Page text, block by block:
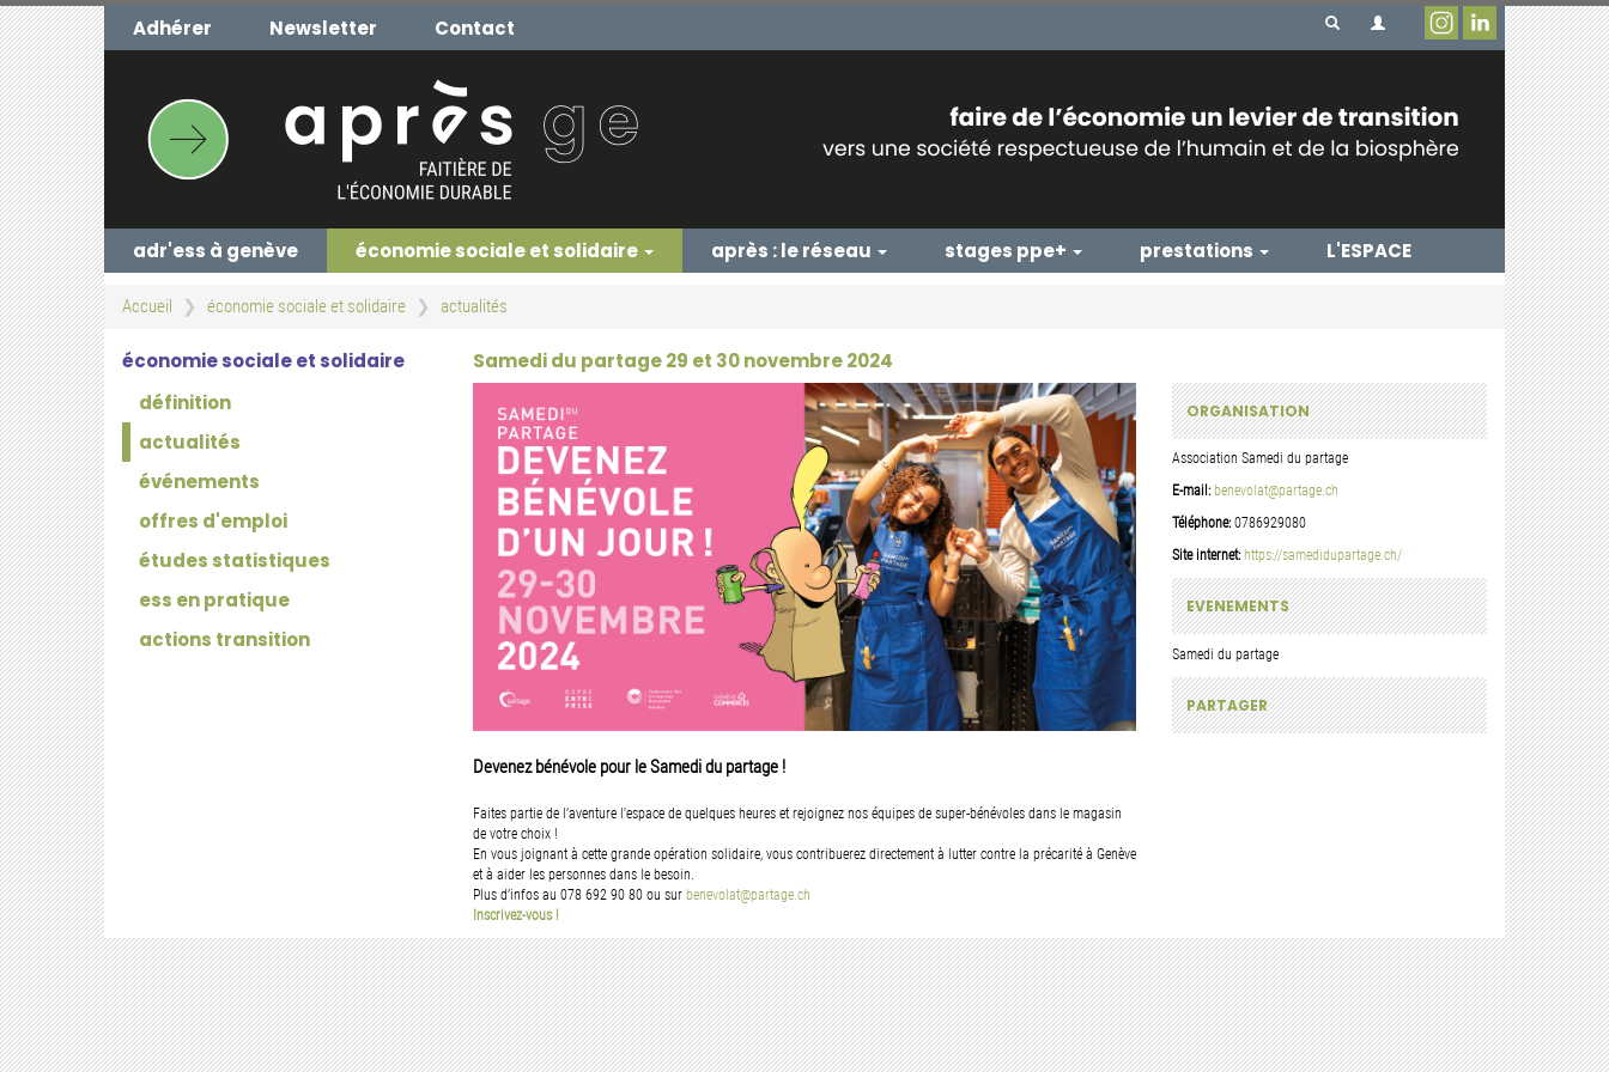
Aller
au
contenu
principal
Adhérer Newsletter Contact
adr'ess à genève économie sociale et solidaire après : le réseau stages ppe+ prestations L'ESPACE
Accueil économie sociale et solidaire actualités
économie sociale et solidaire
définition
actualités
événements
offres d'emploi
études statistiques
ess en pratique
actions transition
Samedi du partage 29 et 30 novembre 2024
Devenez bénévole pour le Samedi du partage !
Faites partie de l’aventure l'espace de quelques heures et rejoignez nos équipes de super-bénévoles dans le magasin
de votre choix !
En vous joignant à cette grande opération solidaire, vous contribuerez directement à lutter contre la précarité à Genève
et à aider les personnes dans le besoin.
Plus d’infos au 078 692 90 80 ou sur benevolat@partage.ch
Inscrivez-vous !
ORGANISATION
Association Samedi du partage
E-mail: benevolat@partage.ch
Téléphone:0786929080
Site internet: https://samedidupartage.ch/
EVENEMENTS
Samedi du partage
PARTAGER